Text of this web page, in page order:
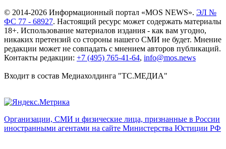
© 2014-2026 Информационный портал «MOS NEWS». ЭЛ №
ФС 77 - 68927. Настоящий ресурс может содержать материалы
18+. Использование материалов издания - как вам угодно,
никаких претензий со стороны нашего СМИ не будет. Мнение
редакции может не совпадать с мнением авторов публикаций.
Контакты редакции: +7 (495) 765-41-64, info@mos.news
Входит в состав Медиахолдинга "ТС.МЕДИА"
Организации, СМИ и физические лица, признанные в России
иностранными агентами на сайте Министерства Юстиции РФ